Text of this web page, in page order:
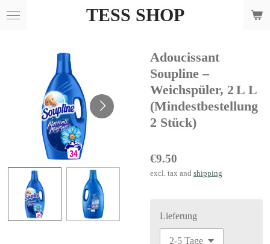
Skip
TESS SHOP
Adoucissant
Soupline –
Weichspüler, 2 L L
(Mindestbestellung
2 Stück)
€9.50
excl. tax and shipping
Lieferung